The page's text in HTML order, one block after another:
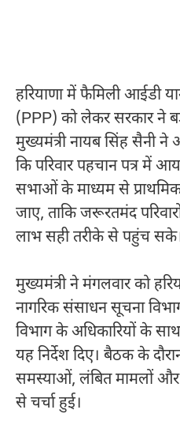
हरियाणामें फैमिली आईडी
(PPP) को लेकर सरकार ने
मुख्यमंत्रीनायब सिंह सैनीने
कि परिवार पहचान पत्र में
सभाओं के माध्यम से
जाए, ताकि जरूरतमंद
लाभ सही तरीके से पहुंच
मुख्यमंत्री ने मंगलवार को
नागरिक संसाधन सूचना
विभाग के अधिकारियों के
यह निर्देश दिए। बैठक के
समस्याओं, लंबित मामलों और
से चर्चा हुई।